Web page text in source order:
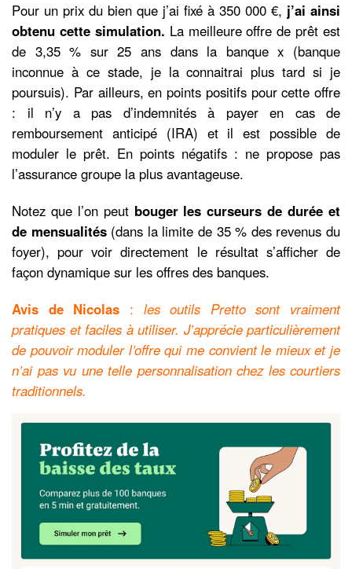
Pour un prix du bien que j’ai fixé à 350 000 €, j’ai ainsi
obtenu cette simulation. La meilleure offre de prêt est
de 3,35 % sur 25 ans dans la banque x (banque
inconnue à ce stade, je la connaitrai plus tard si je
poursuis). Par ailleurs, en points positifs pour cette offre
: il n’y a pas d’indemnités à payer en cas de
remboursement anticipé (IRA) et il est possible de
moduler le prêt. En points négatifs : ne propose pas
l’assurance groupe la plus avantageuse.
Notez que l’on peut bouger les curseurs de durée et
de mensualités(dans la limite de 35 % des revenus du
foyer), pour voir directement le résultat s’afficher de
façon dynamique sur les offres des banques.
Avis de Nicolas : les outils Pretto sont vraiment
pratiques et faciles à utiliser. J’apprécie particulièrement
de pouvoir moduler l’offre qui me convient le mieux et je
n’ai pas vu une telle personnalisation chez les courtiers
traditionnels.